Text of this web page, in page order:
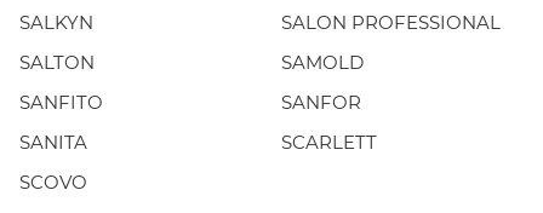
SALKYN
SALON PROFESSIONAL
SALTON
SAMOLD
SANFITO
SANFOR
SANITA
SCARLETT
SCOVO